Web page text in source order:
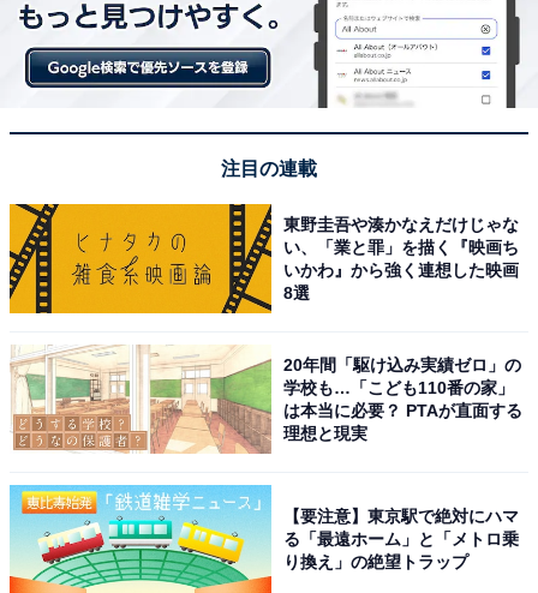
注目の連載
東野圭吾や湊かなえだけじゃな
い、「業と罪」を描く『映画ち
いかわ』から強く連想した映画
8選
20年間「駆け込み実績ゼロ」の
学校も…「こども110番の家」
は本当に必要？ PTAが直面する
理想と現実
【要注意】東京駅で絶対にハマ
る「最遠ホーム」と「メトロ乗
り換え」の絶望トラップ